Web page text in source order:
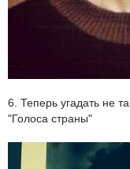
6. Теперь угадать не
"Голоса страны"